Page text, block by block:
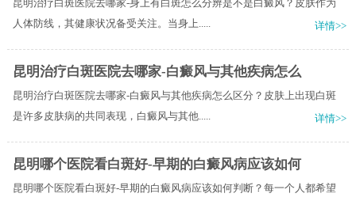
昆明治疗白斑医院去哪家-身上有白斑怎么分辨是不是白癜风？皮肤作为
人体防线，其健康状况备受关注。当身上.....
详情>>
昆明治疗白斑医院去哪家-白癜风与其他疾病怎么
昆明治疗白斑医院去哪家-白癜风与其他疾病怎么区分？皮肤上出现白斑
是许多皮肤病的共同表现，白癜风与其他.....
详情>>
昆明哪个医院看白斑好-早期的白癜风病应该如何
昆明哪个医院看白斑好-早期的白癜风病应该如何判断？每一个人都希望